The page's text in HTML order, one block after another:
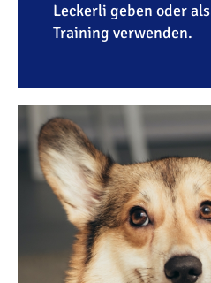
Leckerli geben oder als
Training verwenden.